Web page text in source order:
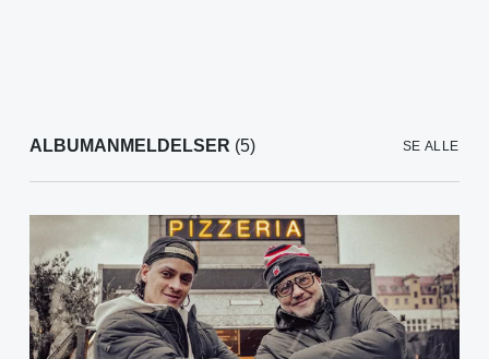
ALBUMANMELDELSER (5) SE ALLE